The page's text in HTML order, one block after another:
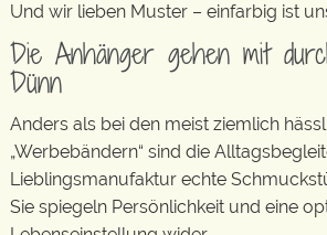
Und wir lieben Muster – einfarbig ist
Die Anhänger gehen mit
Dünn
Anders als bei den meist ziemlich
„Werbebändern“ sind die
Lieblingsmanufaktur echte
Sie spiegeln Persönlichkeit und eine